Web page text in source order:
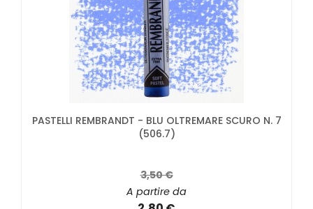
PASTELLI REMBRANDT - BLU OLTREMARE SCURO N. 7
(506.7)
3,50 €
A partire da